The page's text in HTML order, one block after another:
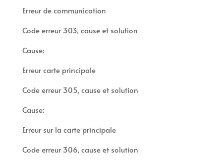
Erreur de communication
Code erreur 303, cause et solution
Cause:
Erreur carte principale
Code erreur 305, cause et solution
Cause:
Erreur sur la carte principale
Code erreur 306, cause et solution